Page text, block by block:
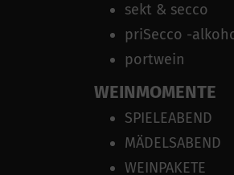
sekt & secco
priSecco -
portwein
WEINMOMENTE
SPIELEABEND
MÄDELSABEND
WEINPAKETE